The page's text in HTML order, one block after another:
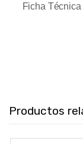
Ficha
Productos